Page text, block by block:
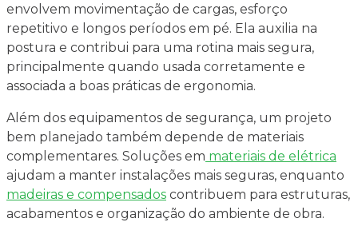
envolvem movimentação de cargas, esforço
repetitivo e longos períodos em pé. Ela auxilia na
postura e contribui para uma rotina mais segura,
principalmente quando usada corretamente e
associada a boas práticas de ergonomia.
Além dos equipamentos de segurança, um projeto
bem planejado também depende de materiais
complementares. Soluções em materiais de elétrica
ajudam a manter instalações mais seguras, enquanto
madeiras e compensados contribuem para estruturas,
acabamentos e organização do ambiente de obra.